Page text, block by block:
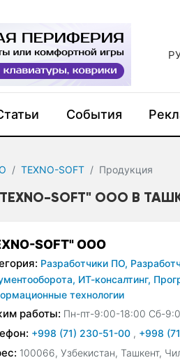
События
TEXNO-SOFT Продукция
SOFT" ООО В
SOFT" ООО
Разработчики ПО,
ИТ-консалтинг,
технологии
работы: Пн-пт-9:00-18:00 Сб-
+998 (71) 230-51-00 , +998
100066, Узбекистан, Ташкент,